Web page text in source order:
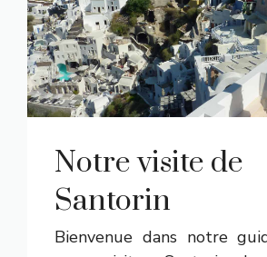
Notre visite de
Santorin
Bienvenue dans notre